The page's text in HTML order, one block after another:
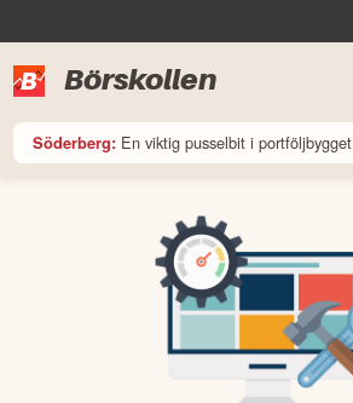
Börskollen
Söderberg: En viktig pusselbit i portföljbygget